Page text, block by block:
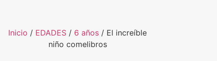
Inicio / EDADES / 6 años / El increíble
niño comelibros